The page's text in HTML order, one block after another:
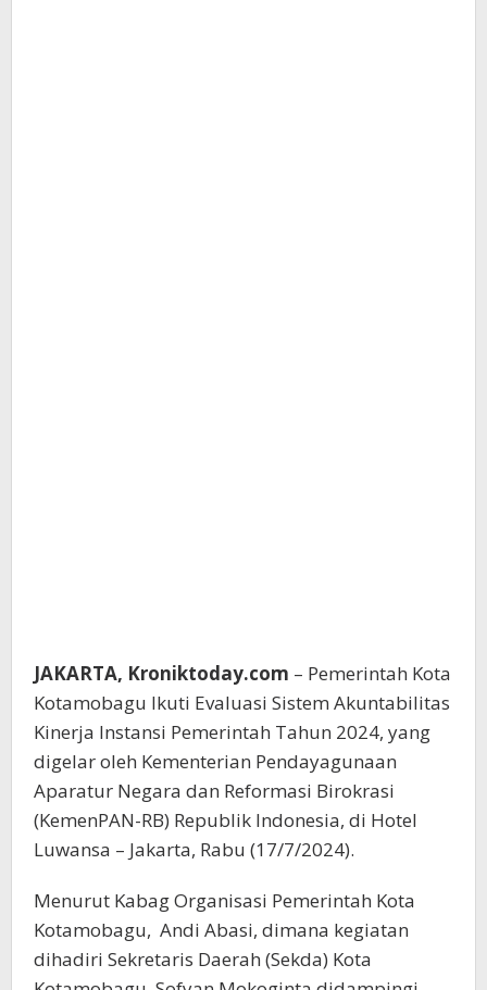
JAKARTA, Kroniktoday.com – Pemerintah Kota
Kotamobagu Ikuti Evaluasi Sistem Akuntabilitas
Kinerja Instansi Pemerintah Tahun 2024, yang
digelar oleh Kementerian Pendayagunaan
Aparatur Negara dan Reformasi Birokrasi
(KemenPAN-RB) Republik Indonesia, di Hotel
Luwansa – Jakarta, Rabu (17/7/2024).
Menurut Kabag Organisasi Pemerintah Kota
Kotamobagu, Andi Abasi, dimana kegiatan
dihadiri Sekretaris Daerah (Sekda) Kota